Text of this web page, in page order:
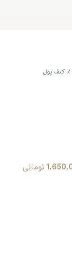
/ کیف پول
تومانی